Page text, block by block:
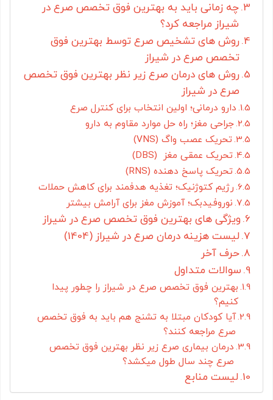
چه زمانی باید به بهترین فوق تخصص صرع در
شیراز مراجعه کرد؟
روش های تشخیص صرع توسط بهترین فوق
تخصص صرع در شیراز
روش های درمان صرع زیر نظر بهترین فوق تخصص
صرع در شیراز
دارو درمانی؛ اولین انتخاب برای کنترل صرع
جراحی مغز؛ راه حل موارد مقاوم به دارو
تحریک عصب واگ (VNS)
تحریک عمقی مغز (DBS)
تحریک پاسخ دهنده (RNS)
رژیم کتوژنیک؛ تغذیه هدفمند برای کاهش حملات
نوروفیدبک؛ آموزش مغز برای آرامش بیشتر
ویژگی های بهترین فوق تخصص صرع در شیراز
لیست هزینه درمان صرع در شیراز (1404)
حرف آخر
سوالات متداول
بهترین فوق تخصص صرع در شیراز را چطور پیدا
کنیم؟
آیا کودکان مبتلا به تشنج هم باید به فوق تخصص
صرع مراجعه کنند؟
درمان بیماری صرع زیر نظر بهترین فوق تخصص
صرع چند سال طول میکشد؟
لیست منابع